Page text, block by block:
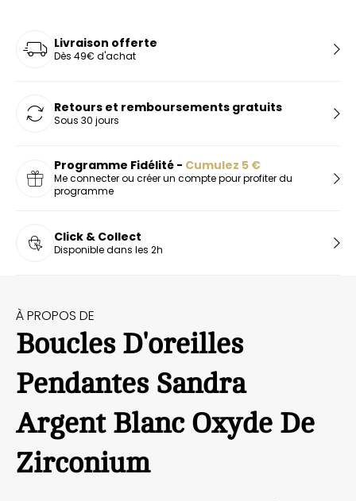
Livraison offerte
Dès 49€ d'achat
Retours et remboursements gratuits
Sous 30 jours
Programme Fidélité - Cumulez 5 €
Me connecter ou créer un compte pour profiter du
programme
Click & Collect
Disponible dans les 2h
À PROPOS DE
Boucles D'oreilles
Pendantes Sandra
Argent Blanc Oxyde De
Zirconium